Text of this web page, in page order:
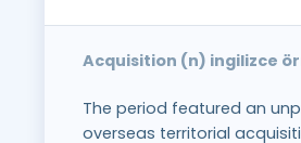
Acquisition (n) ingilizce
The period featured an
overseas territorial